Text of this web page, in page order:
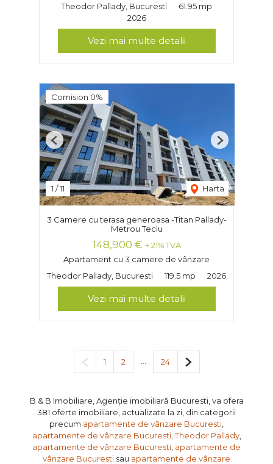
Theodor Pallady, Bucuresti
61.95 mp
2026
Vezi mai multe detalii
Comision 0%
1 /11 Harta
Previous Next
3 Camere cu terasa generoasa -Titan Pallady-
Metrou Teclu
148,900 € + 21% TVA
Apartament cu 3 camere de vânzare
Theodor Pallady, Bucuresti
119.5 mp 2026
Vezi mai multe detalii
Pagina anterioară
1 2 24 Pagina următoare
B & B Imobiliare, Agenție imobiliară Bucuresti, va ofera
381 oferte imobiliare, actualizate la zi, din categorii
precum apartamente de vânzare Bucuresti
apartamente de vânzare Bucuresti, Theodor Pallady,
apartamente de vânzare Bucuresti apartamente de
vânzare Bucuresti sau apartamente de vânzare